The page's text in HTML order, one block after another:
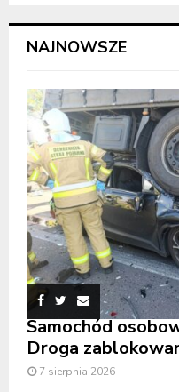
NAJNOWSZE
Samochód
Droga
7 sierpnia 2026